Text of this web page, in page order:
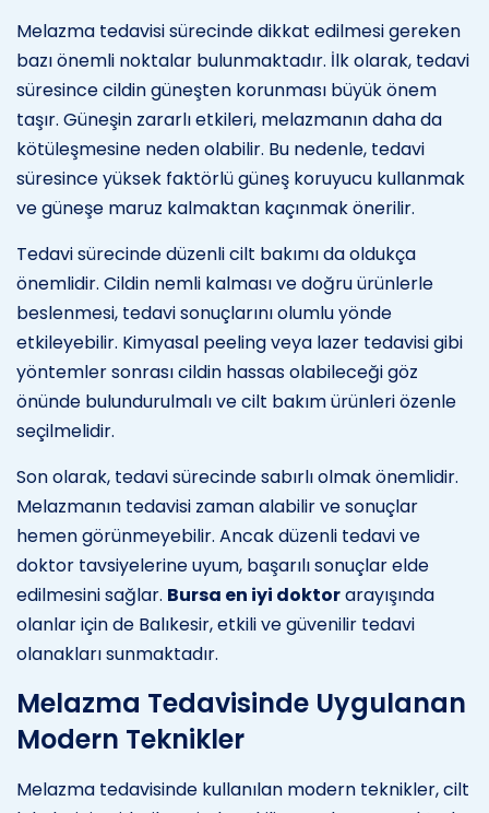
Melazma tedavisi sürecinde dikkat edilmesi gereken
bazı önemli noktalar bulunmaktadır. İlk olarak, tedavi
süresince cildin güneşten korunması büyük önem
taşır. Güneşin zararlı etkileri, melazmanın daha da
kötüleşmesine neden olabilir. Bu nedenle, tedavi
süresince yüksek faktörlü güneş koruyucu kullanmak
ve güneşe maruz kalmaktan kaçınmak önerilir.
Tedavi sürecinde düzenli cilt bakımı da oldukça
önemlidir. Cildin nemli kalması ve doğru ürünlerle
beslenmesi, tedavi sonuçlarını olumlu yönde
etkileyebilir. Kimyasal peeling veya lazer tedavisi gibi
yöntemler sonrası cildin hassas olabileceği göz
önünde bulundurulmalı ve cilt bakım ürünleri özenle
seçilmelidir.
Son olarak, tedavi sürecinde sabırlı olmak önemlidir.
Melazmanın tedavisi zaman alabilir ve sonuçlar
hemen görünmeyebilir. Ancak düzenli tedavi ve
doktor tavsiyelerine uyum, başarılı sonuçlar elde
edilmesini sağlar. Bursa en iyi doktorarayışında
olanlar için de Balıkesir, etkili ve güvenilir tedavi
olanakları sunmaktadır.
Melazma Tedavisinde Uygulanan
Modern Teknikler
Melazma tedavisinde kullanılan modern teknikler, cilt